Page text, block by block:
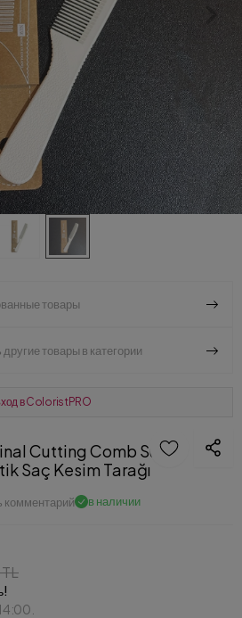
товары
другие товары в категории
в ColoristPRO
Cutting Comb Super
Saç Kesim Tarağı
комментарий в наличии